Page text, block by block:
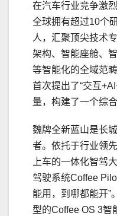
在汽车行业竞争激
全球拥有超过10个
人，汇聚顶尖技术
架构、智能座舱、
等智能化的全域范
首次提出了“交互
量，构建了一个综
魏牌全新蓝山是长
者。依托于行业领
上车的一体化智驾
驾驶系统Coffee
能用，到哪都能开”
型的Coffee OS 3智